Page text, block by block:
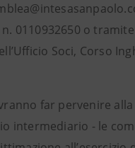
0110932650 o
Soci, Corso
far pervenire alla
intermediario - le